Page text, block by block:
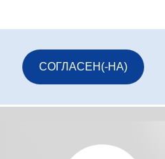
СОГЛАСЕН(-НА)